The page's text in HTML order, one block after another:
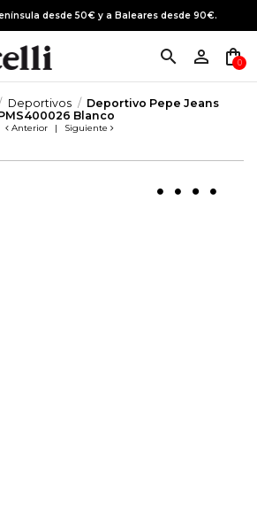
desde 50€ y a Baleares desde 90€.
search person_outline shopping_bag
0
Deportivos
Deportivo Pepe Jeans
Blanco
Anterior | Siguiente